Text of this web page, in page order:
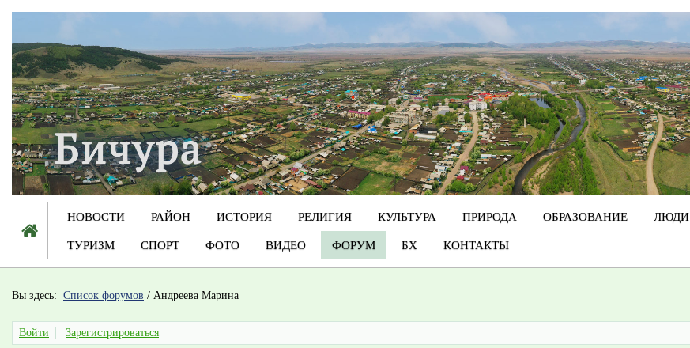
НОВОСТИ РАЙОН ИСТОРИЯ РЕЛИГИЯ КУЛЬТУРА ПРИРОДА ОБРАЗОВАНИЕ ЛЮДИ
ТУРИЗМ СПОРТ ФОТО ВИДЕО ФОРУМ БХ КОНТАКТЫ
Вы здесь: Список форумов / Андреева Марина
Войти Зарегистрироваться